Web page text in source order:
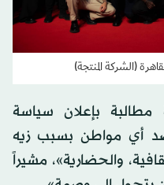
(الشركة المنتجة)
مطالبة بإعلان سياسة
أي مواطن بسبب زيه
والحضارية»، مشيراً